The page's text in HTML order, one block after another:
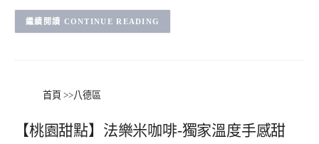
CONTINUE READING
首頁 >>八德區
【桃園甜點】法樂米咖啡-獨家溫度手感甜